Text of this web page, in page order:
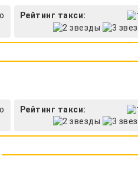
Рейтинг такси:
Рейтинг такси: